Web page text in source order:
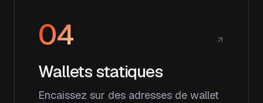
04
Wallets statiques
Encaissez sur des adresses de wallet